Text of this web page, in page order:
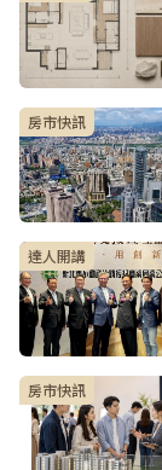
房市快訊
達人開講
房市快訊